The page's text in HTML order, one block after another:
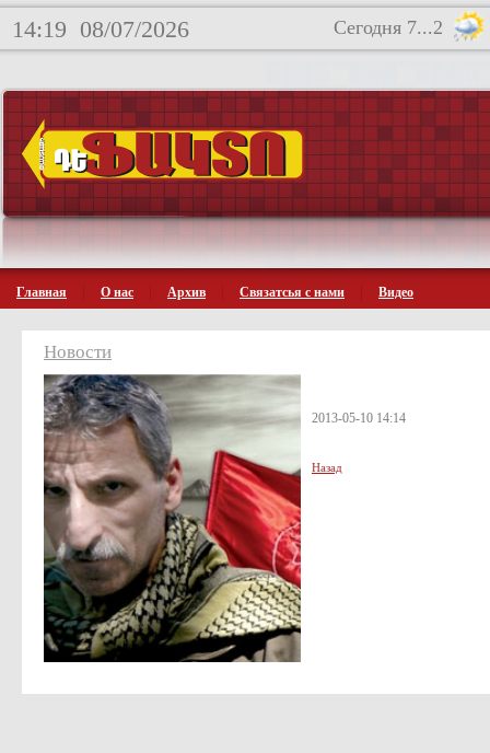
14:19 08/07/2026 Сегодня 7...2
Главная О нас Архив Связатсья с нами Видео
Новости
2013-05-10 14:14
Назад